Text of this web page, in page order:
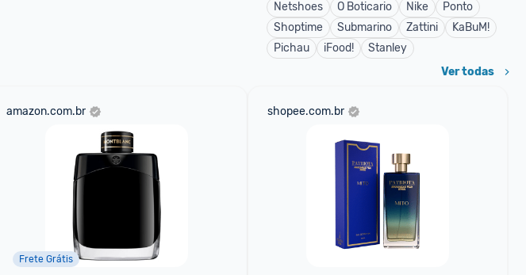
Netshoes
O Boticario Nike
Ponto
Shoptime
Submarino Zattini
KaBuM!
Pichau
iFood! Stanley
Ver todas
amazon.com.br
Frete Grátis
shopee.com.br